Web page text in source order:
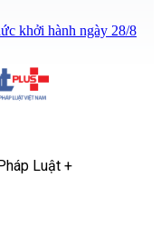
khởi hành ngày 28/8
Luật +